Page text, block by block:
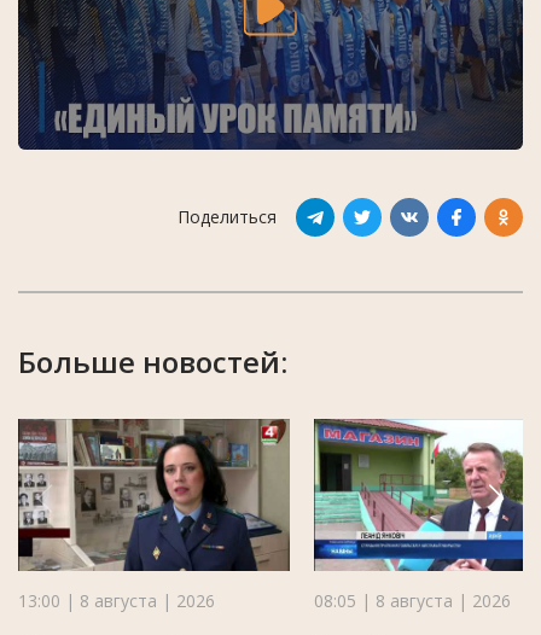
Поделиться
Больше новостей:
13:00 | 8 августа | 2026 08:05 | 8 августа | 2026